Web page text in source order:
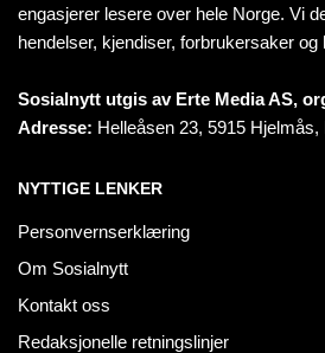
engasjerer lesere over hele Norge. Vi
hendelser, kjendiser, forbrukersaker og
Sosialnytt utgis av Erte Media AS,
Adresse: Helleåsen 23, 5915 Hjelmås,
NYTTIGE LENKER
Personvernserklæring
Om Sosialnytt
Kontakt oss
Redaksjonelle retningslinjer